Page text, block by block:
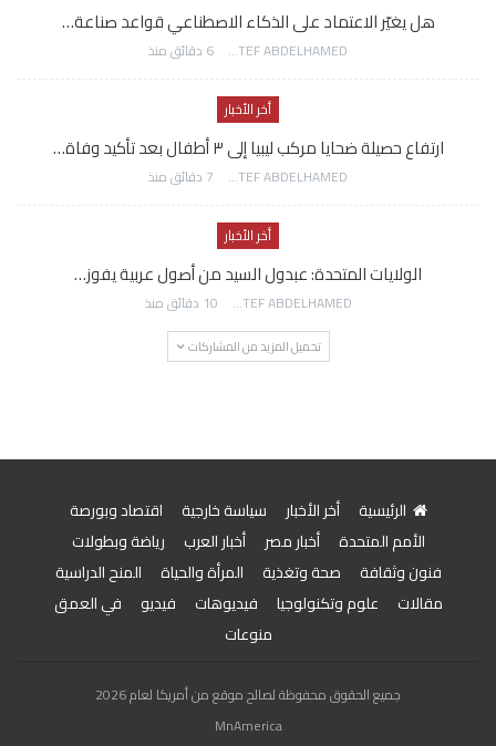
هل يغيّر الاعتماد على الذكاء الاصطناعي قواعد صناعة…
AWATEF ABDELHAMED 6 دقائق منذ
أخر الأخبار
ارتفاع حصيلة ضحايا مركب ليبيا إلى ٣ أطفال بعد تأكيد وفاة…
AWATEF ABDELHAMED 7 دقائق منذ
أخر الأخبار
الولايات المتحدة: عبدول السيد من أصول عربية يفوز…
AWATEF ABDELHAMED 10 دقائق منذ
تحميل المزيد من المشاركات
الرئيسية أخر الأخبار سياسة خارجية
اقتصاد وبورصة
الأمم المتحدة
أخبار مصر أخبار العرب
رياضة وبطولات
فنون وثقافة
صحة وتغذية المرأة والحياة
المنح الدراسية
مقالات
علوم وتكنولوجيا فيديوهات فيديو
في العمق
منوعات
جميع الحقوق محفوظة لصالح موقع من أمريكا لعام 2026
MnAmerica